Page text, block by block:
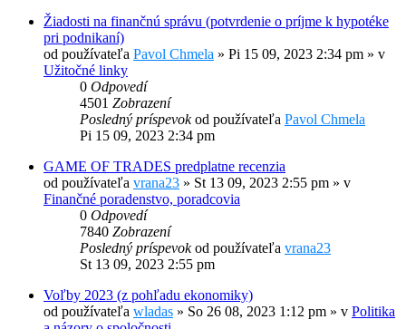
Žiadosti na finančnú správu (potvrdenie o príjme k hypotéke
pri podnikaní)
od používateľa Pavol Chmela » Pi 15 09, 2023 2:34 pm » v
Užitočné linky
0 Odpovedí
4501 Zobrazení
Posledný príspevokod používateľa Pavol Chmela
Pi 15 09, 2023 2:34 pm
GAME OF TRADES predplatne recenzia
od používateľa vrana23 » St 13 09, 2023 2:55 pm » v
Finančné poradenstvo, poradcovia
0 Odpovedí
7840 Zobrazení
Posledný príspevokod používateľa vrana23
St 13 09, 2023 2:55 pm
Voľby 2023 (z pohľadu ekonomiky)
od používateľa wladas » So 26 08, 2023 1:12 pm » v Politika